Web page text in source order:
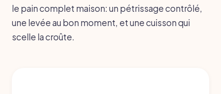
le pain complet maison: un pétrissage contrôlé,
une levée au bon moment, et une cuisson qui
scelle la croûte.